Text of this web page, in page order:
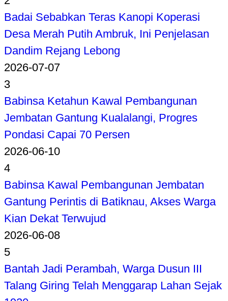
Badai Sebabkan Teras Kanopi Koperasi
Desa Merah Putih Ambruk, Ini Penjelasan
Dandim Rejang Lebong
2026-07-07
3
Babinsa Ketahun Kawal Pembangunan
Jembatan Gantung Kualalangi, Progres
Pondasi Capai 70 Persen
2026-06-10
4
Babinsa Kawal Pembangunan Jembatan
Gantung Perintis di Batiknau, Akses Warga
Kian Dekat Terwujud
2026-06-08
5
Bantah Jadi Perambah, Warga Dusun III
Talang Giring Telah Menggarap Lahan Sejak